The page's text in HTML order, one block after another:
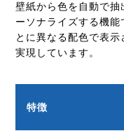
壁紙から色を自動で
ーソナライズする機
とに異なる配色で表
実現しています。
特徴